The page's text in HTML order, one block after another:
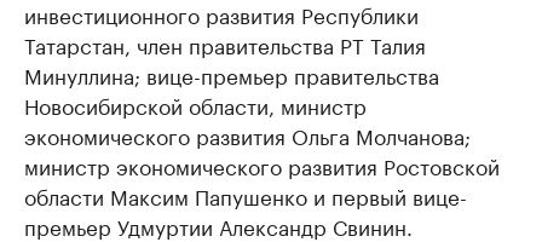
инвестиционного развития Республики
Татарстан, член правительства РT Талия
Минуллина; вице-премьер правительства
Новосибирской области, министр
экономического развития Ольга Молчанова;
министр экономического развития Ростовской
области Максим Папушенко и первый вице-
премьер Удмуртии Александр Свинин.